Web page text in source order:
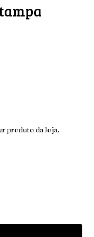
produto da loja.